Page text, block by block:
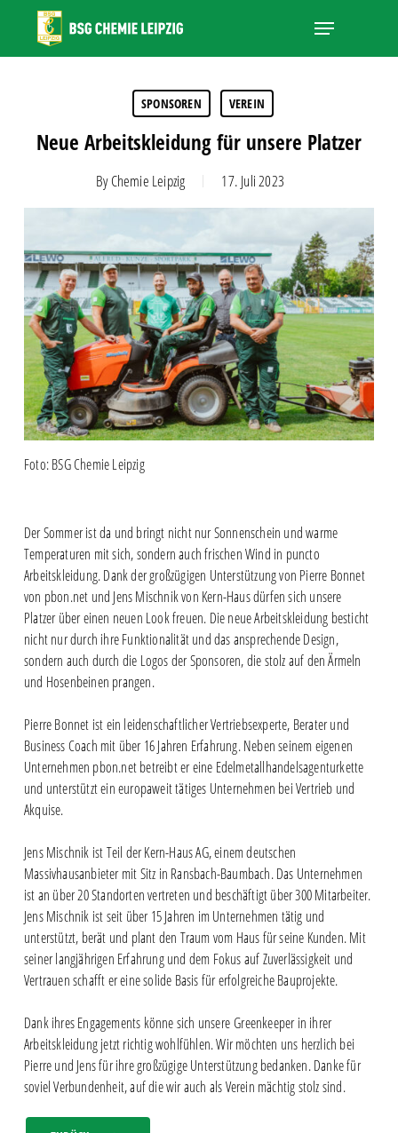
main
Menu
SPONSOREN VEREIN
Neue Arbeitskleidung für unsere Platzer
By Chemie Leipzig 17. Juli 2023
Foto: BSG Chemie Leipzig
Der Sommer ist da und bringt nicht nur Sonnenschein und warme
Temperaturen mit sich, sondern auch frischen Wind in puncto
Arbeitskleidung. Dank der großzügigen Unterstützung von Pierre Bonnet
von pbon.net und Jens Mischnik von Kern-Haus dürfen sich unsere
Platzer über einen neuen Look freuen. Die neue Arbeitskleidung besticht
nicht nur durch ihre Funktionalität und das ansprechende Design,
sondern auch durch die Logos der Sponsoren, die stolz auf den Ärmeln
und Hosenbeinen prangen.
Pierre Bonnet ist ein leidenschaftlicher Vertriebsexperte, Berater und
Business Coach mit über 16 Jahren Erfahrung. Neben seinem eigenen
Unternehmen pbon.net betreibt er eine Edelmetallhandelsagenturkette
und unterstützt ein europaweit tätiges Unternehmen bei Vertrieb und
Akquise.
Jens Mischnik ist Teil der Kern-Haus AG, einem deutschen
Massivhausanbieter mit Sitz in Ransbach-Baumbach. Das Unternehmen
ist an über 20 Standorten vertreten und beschäftigt über 300 Mitarbeiter.
Jens Mischnik ist seit über 15 Jahren im Unternehmen tätig und
unterstützt, berät und plant den Traum vom Haus für seine Kunden. Mit
seiner langjährigen Erfahrung und dem Fokus auf Zuverlässigkeit und
Vertrauen schafft er eine solide Basis für erfolgreiche Bauprojekte.
Dank ihres Engagements könne sich unsere Greenkeeper in ihrer
Arbeitskleidung jetzt richtig wohlfühlen. Wir möchten uns herzlich bei
Pierre und Jens für ihre großzügige Unterstützung bedanken. Danke für
soviel Verbundenheit, auf die wir auch als Verein mächtig stolz sind.
Close